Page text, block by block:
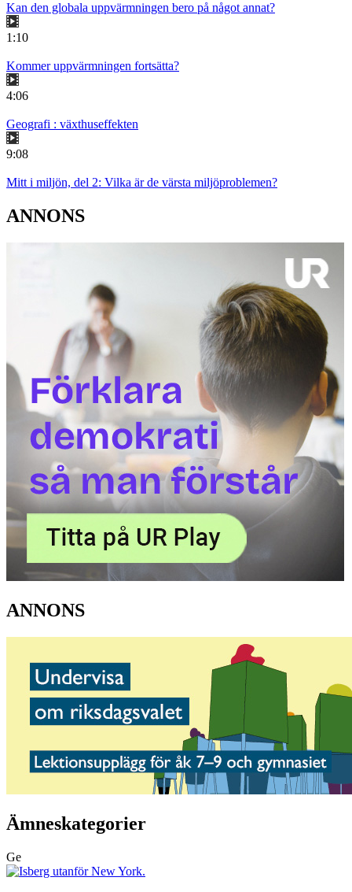
Kan den globala uppvärmningen bero på något annat?
1:10
Kommer uppvärmningen fortsätta?
4:06
Geografi : växthuseffekten
9:08
Mitt i miljön, del 2: Vilka är de värsta miljöproblemen?
ANNONS
ANNONS
Ämneskategorier
Ge